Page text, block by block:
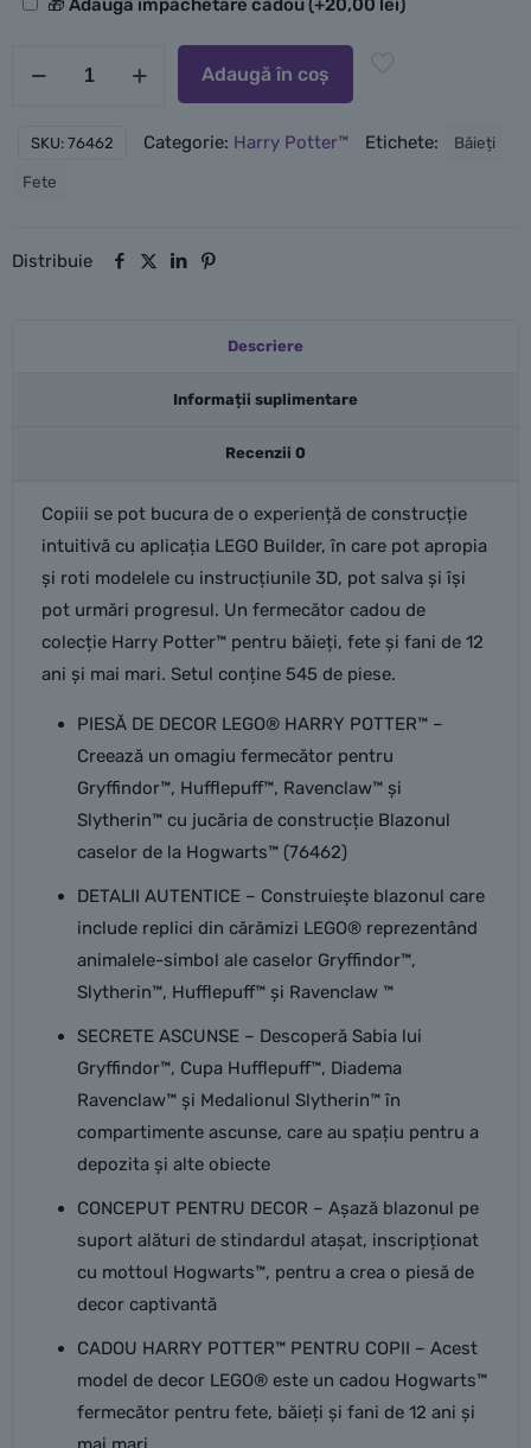
🎁 Adaugă împachetare cadou(+20,00 lei)
caselor
de
Hogwarts™
Adaugă în coș
SKU: 76462 Categorie: Harry Potter™ Etichete: Băieți
Fete
Distribuie
Descriere
Informații suplimentare
Recenzii 0
Copiii se pot bucura de o experiență de construcție
intuitivă cu aplicația LEGO Builder, în care pot apropia
și roti modelele cu instrucțiunile 3D, pot salva și își
pot urmări progresul. Un fermecător cadou de
colecție Harry Potter™ pentru băieți, fete și fani de 12
ani și mai mari. Setul conține 545 de piese.
PIESĂ DE DECOR LEGO® HARRY POTTER™ –
Creează un omagiu fermecător pentru
Gryffindor™, Hufflepuff™, Ravenclaw™ și
Slytherin™ cu jucăria de construcție Blazonul
caselor de la Hogwarts™ (76462)
DETALII AUTENTICE – Construiește blazonul care
include replici din cărămizi LEGO® reprezentând
animalele-simbol ale caselor Gryffindor™,
Slytherin™, Hufflepuff™ și Ravenclaw ™
SECRETE ASCUNSE – Descoperă Sabia lui
Gryffindor™, Cupa Hufflepuff™, Diadema
Ravenclaw™ și Medalionul Slytherin™ în
compartimente ascunse, care au spațiu pentru a
depozita și alte obiecte
CONCEPUT PENTRU DECOR – Așază blazonul pe
suport alături de stindardul atașat, inscripționat
cu mottoul Hogwarts™, pentru a crea o piesă de
decor captivantă
CADOU HARRY POTTER™ PENTRU COPII – Acest
model de decor LEGO® este un cadou Hogwarts™
fermecător pentru fete, băieți și fani de 12 ani și